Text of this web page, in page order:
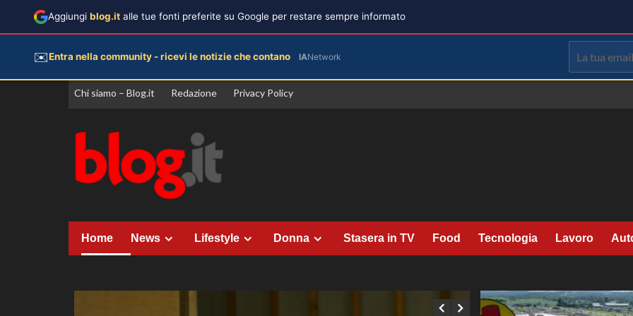
Vai
Chi siamo – Blog.it Redazione Privacy Policy
Home News Lifestyle Donna Stasera in TV Food Tecnologia Lavoro
Aggiungi blog.it alle tue fonti preferite su Google per restare sempre informato
✉️Entra nella community - ricevi le notizie che contano IANetwork